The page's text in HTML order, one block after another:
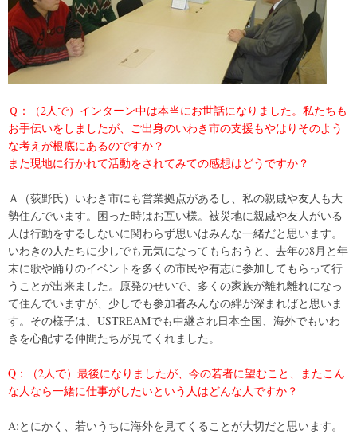
Ｑ：（2人で）インターン中は本当にお世話になりました。私たちも
お手伝いをしましたが、ご出身のいわき市の支援もやはりそのよう
な考えが根底にあるのですか？
また現地に行かれて活動をされてみての感想はどうですか？
Ａ（荻野氏）いわき市にも営業拠点があるし、私の親戚や友人も大
勢住んでいます。困った時はお互い様。被災地に親戚や友人がいる
人は行動をするしないに関わらず思いはみんな一緒だと思います。
いわきの人たちに少しでも元気になってもらおうと、去年の8月と年
末に歌や踊りのイベントを多くの市民や有志に参加してもらって行
うことが出来ました。原発のせいで、多くの家族が離れ離れになっ
て住んでいますが、少しでも参加者みんなの絆が深まればと思いま
す。その様子は、USTREAMでも中継され日本全国、海外でもいわ
きを心配する仲間たちが見てくれました。
Q：（2人で）最後になりましたが、今の若者に望むこと、またこん
な人なら一緒に仕事がしたいという人はどんな人ですか？
A:とにかく、若いうちに海外を見てくることが大切だと思います。